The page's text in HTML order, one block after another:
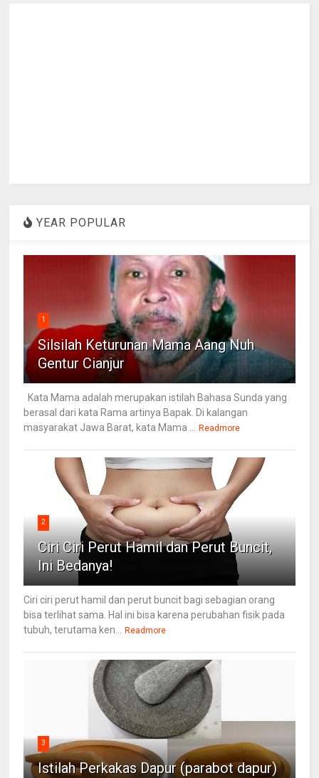
YEAR POPULAR
1
Silsilah Keturunan Mama Aang Nuh
Gentur Cianjur
Kata Mama adalah merupakan istilah Bahasa Sunda yang
berasal dari kata Rama artinya Bapak. Di kalangan
masyarakat Jawa Barat, kata Mama ... Readmore
2
Ciri Ciri Perut Hamil dan Perut Buncit,
Ini Bedanya!
Ciri ciri perut hamil dan perut buncit bagi sebagian orang
bisa terlihat sama. Hal ini bisa karena perubahan fisik pada
tubuh, terutama ken... Readmore
3
Istilah Perkakas Dapur (parabot dapur)